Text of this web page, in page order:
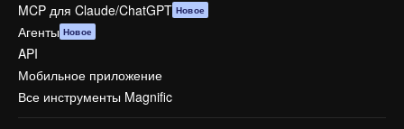
MCP для Claude/ChatGPT Новое
Агенты Новое
API
Мобильное приложение
Все инструменты Magnific